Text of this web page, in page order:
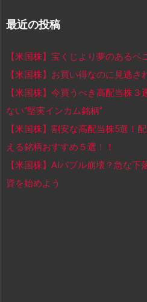
最近の投稿
【米国株】宝くじより夢のある
【米国株】お買い得なのに見逃さ
【米国株】今買うべき高配当株
ない“堅実インカム銘柄”
【米国株】割安な高配当株5選！
える銘柄おすすめ５選！！
【米国株】AIバブル崩壊？急な
資を始めよう